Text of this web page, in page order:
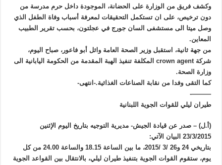
وكشف فريق من الوزارة على الحضانة، الموجودة داخل حرم مدرسة من
دون ترخيص، على ان تستكمل التحقيقات لمعرفة أسباب وفاة الطفل الذي
وصل ميتا الى مستشفى السان جورج في عجلتون، بحسب تقرير الطبيب
المعاين.
من جهة ثانية، استقبل وزير الصحة العامة وائل أبو فاعور، صباح اليوم،
شركة crown agent المكلفة تنفيذ الهبة المقدمة من الحكومة اليابانية الى
وزارة الصحة.
كما التقى وفدا من نقابة الصناعات الغذائية.-انتهى-
———-
طيران ليلي للقوات الجوية اللبنانية
(أ.ل) – صدر عن قيادة الجيش- مديرية التوجيه بتاريخ اليوم الإثنين
23/3/2015 البيان الآتي:
بتاريخي 24 و26 /3 /2015، ما بين الساعة 18.15 والساعة 24.00 من كل
يوم، ستقوم القوات الجوية بتنفيذ طيران ليلي، بالانتقال بين القواعد الجوية